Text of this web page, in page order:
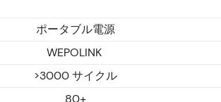
ポータブル電源
WEPOLINK
>3000 サイクル
80+